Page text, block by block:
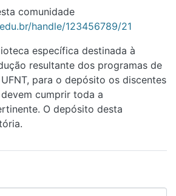
comunidade
handle/123456789/21
específica destinada à
resultante dos programas de
para o depósito os discentes
cumprir toda a
O depósito desta